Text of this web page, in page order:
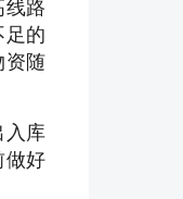
线路
足的
资随
入库
做好